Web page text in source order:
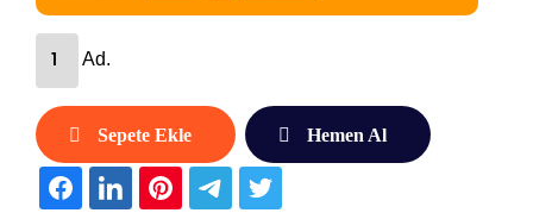
Ad.
Sepete Ekle Hemen Al